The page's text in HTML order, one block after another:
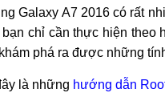
Galaxy A7 2016 có rất
bạn chỉ cần thực hiện theo
phá ra được những
là những hướng dẫn